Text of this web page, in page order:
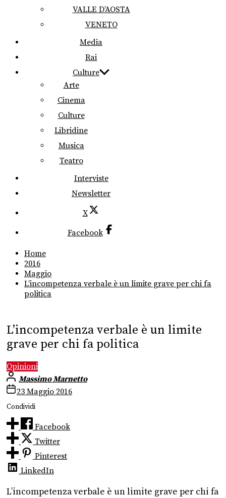
VALLE D’AOSTA
VENETO
Media
Rai
Culture
Arte
Cinema
Culture
Libridine
Musica
Teatro
Interviste
Newsletter
X
Facebook
Home
2016
Maggio
L’incompetenza verbale è un limite grave per chi fa
politica
L’incompetenza verbale è un limite
grave per chi fa politica
Opinioni
Massimo Marnetto
23 Maggio 2016
Condividi
Facebook
Twitter
Pinterest
LinkedIn
L’incompetenza verbale è un limite grave per chi fa